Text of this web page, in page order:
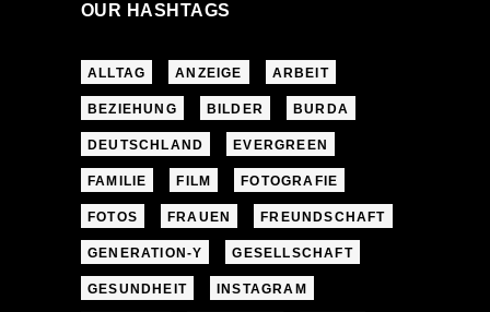
OUR HASHTAGS
ALLTAG ANZEIGE ARBEIT
BEZIEHUNG BILDER BURDA
DEUTSCHLAND EVERGREEN
FAMILIE FILM FOTOGRAFIE
FOTOS FRAUEN FREUNDSCHAFT
GENERATION-Y GESELLSCHAFT
GESUNDHEIT INSTAGRAM